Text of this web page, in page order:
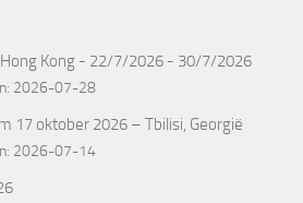
Hong Kong - 22/7/2026 - 30/7/2026
2026-07-28
17 oktober 2026 – Tbilisi, Georgië
2026-07-14